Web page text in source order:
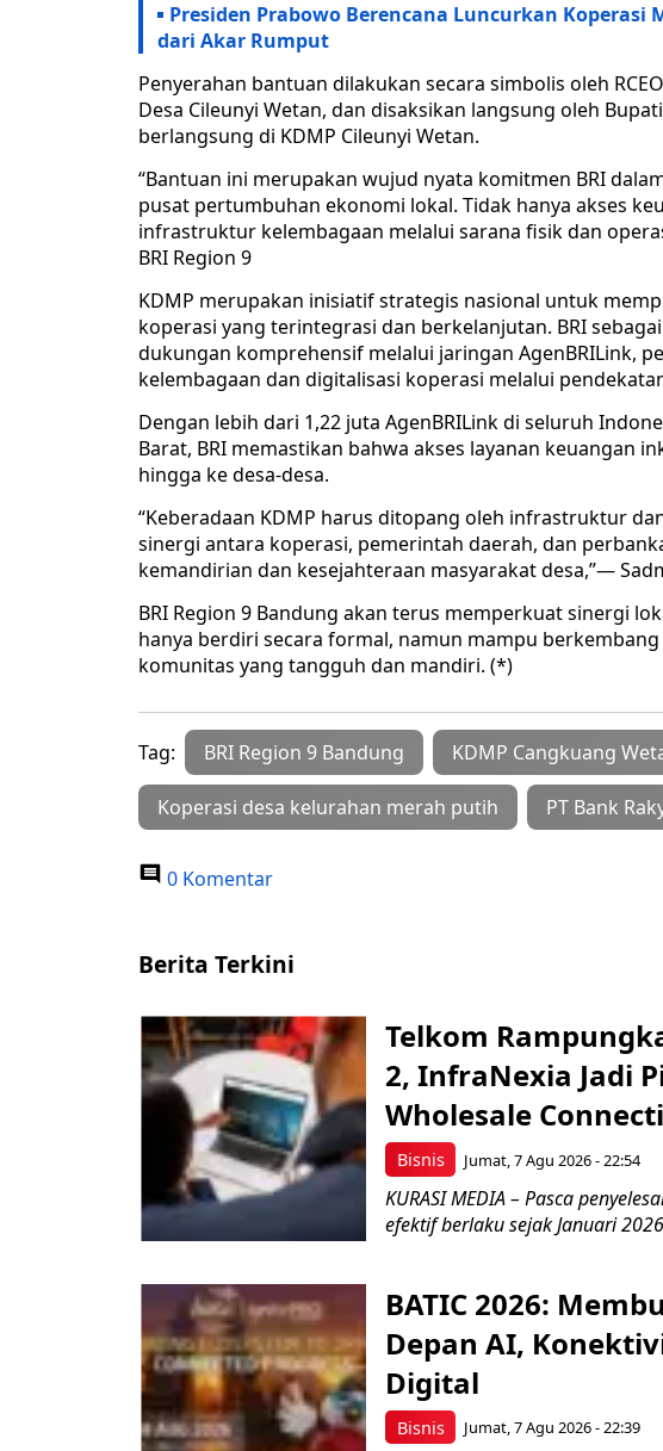
Presiden Prabowo Berencana Luncurkan
dari Akar Rumput
Penyerahan bantuan dilakukan secara simbolis oleh
Desa Cileunyi Wetan, dan disaksikan langsung oleh
berlangsung di KDMP Cileunyi Wetan.
“Bantuan ini merupakan wujud nyata komitmen BRI
pusat pertumbuhan ekonomi lokal. Tidak hanya akses
infrastruktur kelembagaan melalui sarana fisik dan
BRI Region 9
KDMP merupakan inisiatif strategis nasional untuk
koperasi yang terintegrasi dan berkelanjutan. BRI
dukungan komprehensif melalui jaringan AgenBRILink,
kelembagaan dan digitalisasi koperasi melalui
Dengan lebih dari 1,22 juta AgenBRILink di seluruh
Barat, BRI memastikan bahwa akses layanan keuangan
hingga ke desa-desa.
“Keberadaan KDMP harus ditopang oleh infrastruktur
sinergi antara koperasi, pemerintah daerah, dan
kemandirian dan kesejahteraan masyarakat desa,”—
BRI Region 9 Bandung akan terus memperkuat sinergi
hanya berdiri secara formal, namun mampu
komunitas yang tangguh dan mandiri. (*)
Tag: BRI Region 9 Bandung KDMP Cangkuang
Koperasi desa kelurahan merah putih PT Bank
0 Komentar
Berita Terkini
Bisnis
Telkom
2, InfraNexia Jadi
Wholesale
Jumat, 7 Agu 2026 - 22:54
KURASI MEDIA – Pasca
efektif berlaku sejak Januari
Bisnis
BATIC 2026:
Depan AI,
Digital
Jumat, 7 Agu 2026 - 22:39